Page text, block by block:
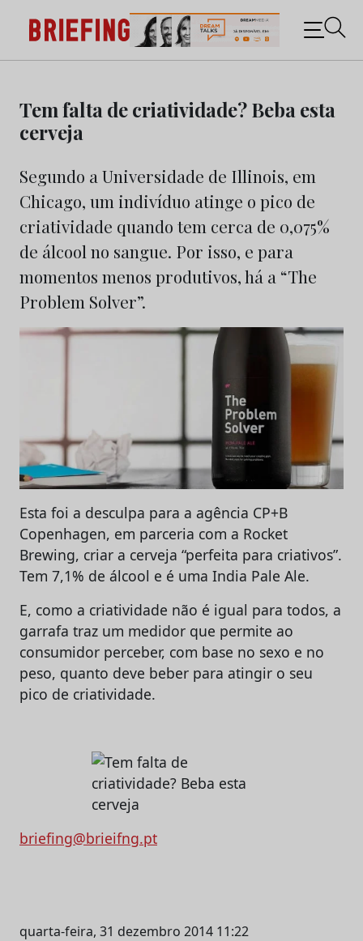
content
Briefing: Todas as notícias sobre os negócios do
Marketing e da Publicidade
Tem falta de criatividade? Beba esta
cerveja
Segundo a Universidade de Illinois, em
Chicago, um indivíduo atinge o pico de
criatividade quando tem cerca de 0,075%
de álcool no sangue. Por isso, e para
momentos menos produtivos, há a “The
Problem Solver”.
Esta foi a desculpa para a agência CP+B
Copenhagen, em parceria com a Rocket
Brewing, criar a cerveja “perfeita para criativos”.
Tem 7,1% de álcool e é uma India Pale Ale.
E, como a criatividade não é igual para todos, a
garrafa traz um medidor que permite ao
consumidor perceber, com base no sexo e no
peso, quanto deve beber para atingir o seu
pico de criatividade.
briefing@brieifng.pt
quarta-feira, 31 dezembro 2014 11:22